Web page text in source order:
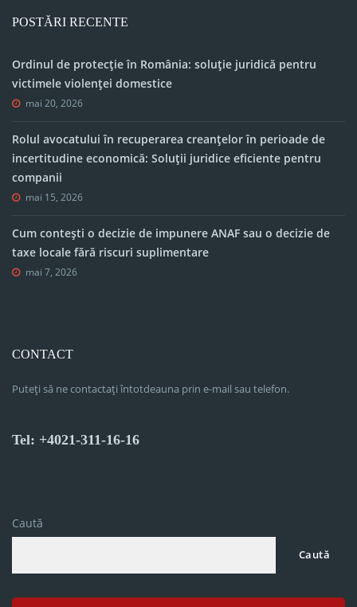
POSTĂRI RECENTE
Ordinul de protecție în România: soluție juridică pentru
victimele violenței domestice
mai 20, 2026
Rolul avocatului în recuperarea creanțelor în perioade de
incertitudine economică: Soluții juridice eficiente pentru
companii
mai 15, 2026
Cum contești o decizie de impunere ANAF sau o decizie de
taxe locale fără riscuri suplimentare
mai 7, 2026
CONTACT
Puteți să ne contactați întotdeauna prin e-mail sau telefon.
Tel: +4021-311-16-16
Caută
Caută